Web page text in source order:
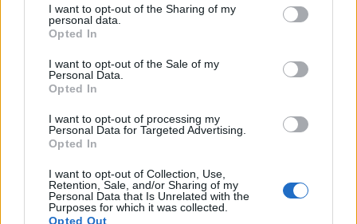
not limited to your visit or usage behaviour. You may click to
grant or deny consent to Google and its third-party tags to
use your data for below specified purposes in below Google
consent section.
I want to opt-out of the Sharing of my
personal data.
Opted In
I want to opt-out of the Sale of my
Personal Data.
Opted In
I want to opt-out of processing my
Personal Data for Targeted Advertising.
Opted In
I want to opt-out of Collection, Use,
Retention, Sale, and/or Sharing of my
Personal Data that Is Unrelated with the
Purposes for which it was collected.
Opted Out
Klíma-X
Szigetköztől Nyírségig indulhat a
Álláslehetőségek a Magyar Építő Zrt-nél
Kötött pálya